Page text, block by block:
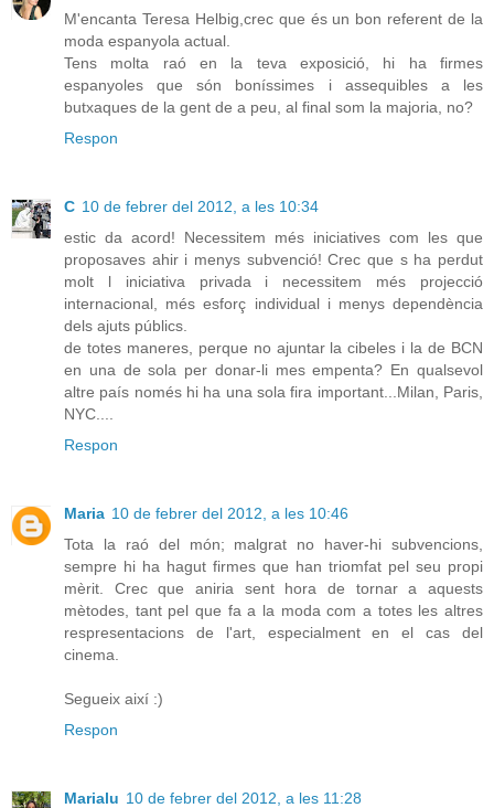
M'encanta Teresa Helbig,crec que és un bon referent de la
moda espanyola actual.
Tens molta raó en la teva exposició, hi ha firmes
espanyoles que són boníssimes i assequibles a les
butxaques de la gent de a peu, al final som la majoria, no?
Respon
C 10 de febrer del 2012, a les 10:34
estic da acord! Necessitem més iniciatives com les que
proposaves ahir i menys subvenció! Crec que s ha perdut
molt l iniciativa privada i necessitem més projecció
internacional, més esforç individual i menys dependència
dels ajuts públics.
de totes maneres, perque no ajuntar la cibeles i la de BCN
en una de sola per donar-li mes empenta? En qualsevol
altre país només hi ha una sola fira important...Milan, Paris,
NYC....
Respon
Maria 10 de febrer del 2012, a les 10:46
Tota la raó del món; malgrat no haver-hi subvencions,
sempre hi ha hagut firmes que han triomfat pel seu propi
mèrit. Crec que aniria sent hora de tornar a aquests
mètodes, tant pel que fa a la moda com a totes les altres
respresentacions de l'art, especialment en el cas del
cinema.
Segueix així :)
Respon
Marialu 10 de febrer del 2012, a les 11:28